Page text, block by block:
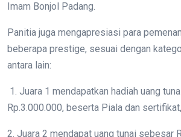
Imam Bonjol Padang.
Panitia juga mengapresiasi para
beberapa prestige, sesuai dengan
antara lain:
1. Juara 1 mendapatkan hadiah uang
Rp.3.000.000, beserta Piala dan sertifikat,
2. Juara 2 mendapat uang tunai sebesar